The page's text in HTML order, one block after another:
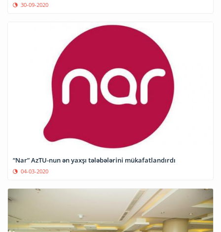
30-09-2020
“Nar” AzTU-nun ən yaxşı tələbələrini mükafatlandırdı
04-03-2020